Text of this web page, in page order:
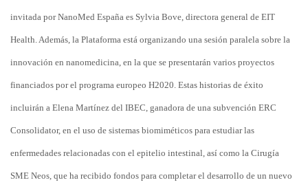
invitada por NanoMed España es Sylvia Bove, directora general de EIT
Health. Además, la Plataforma está organizando una sesión paralela sobre la
innovación en nanomedicina, en la que se presentarán varios proyectos
financiados por el programa europeo H2020. Estas historias de éxito
incluirán a Elena Martínez del IBEC, ganadora de una subvención ERC
Consolidator, en el uso de sistemas biomiméticos para estudiar las
enfermedades relacionadas con el epitelio intestinal, así como la Cirugía
SME Neos, que ha recibido fondos para completar el desarrollo de un nuevo